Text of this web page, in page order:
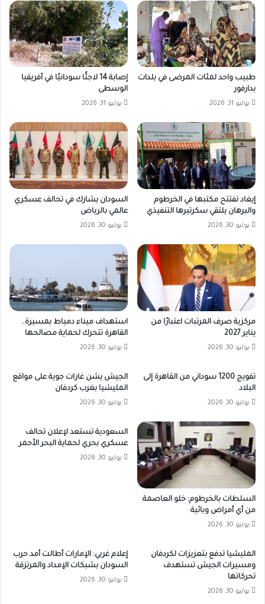
طبيب واحد لمئات المرضى في بلدات
بدارفور
يوليو 31, 2026
إصابة 14 لاجئًا سودانيًا في أفريقيا
الوسطى
يوليو 31, 2026
إيغاد تفتتح مكتبها في الخرطوم
والبرهان يلتقي سكرتيرها التنفيذي
يوليو 30, 2026
السودان يشارك في تحالف عسكري
عالمي بالرياض
يوليو 30, 2026
مركزية صرف المرتبات اعتبارًا من
يناير 2027
يوليو 30, 2026
استهداف ميناء دمياط بمسيرة..
القاهرة تتحرك لحماية مصالحها
يوليو 30, 2026
تفويج 1200 سوداني من القاهرة إلى
البلاد
يوليو 30, 2026
الجيش يشن غارات جوية على مواقع
المليشيا بغرب كردفان
يوليو 30, 2026
السلطات بالخرطوم: خلو العاصمة
من أي أمراض وبائية
يوليو 30, 2026
السعودية تستعد لإعلان تحالف
عسكري بحري لحماية البحر الأحمر
يوليو 30, 2026
المليشيا تدفع بتعزيزات لكردفان
ومسيرات الجيش تستهدف
تحركاتها
يوليو 30, 2026
إعلام غربي: الإمارات أطالت أمد حرب
السودان بشبكات الإمداد والمرتزقة
يوليو 30, 2026